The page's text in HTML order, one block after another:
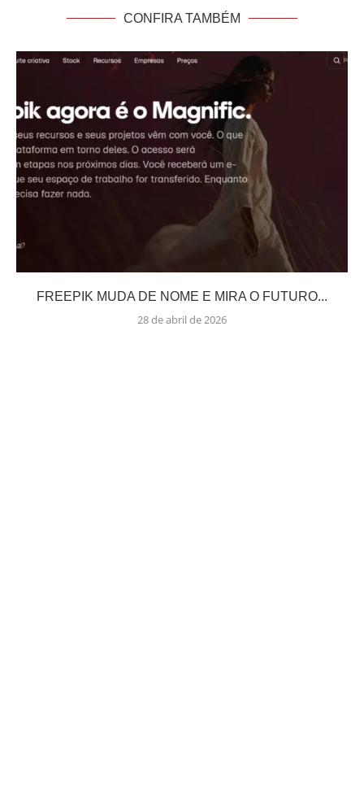
CONFIRA TAMBÉM
FREEPIK MUDA DE NOME E MIRA O FUTURO...
28 de abril de 2026